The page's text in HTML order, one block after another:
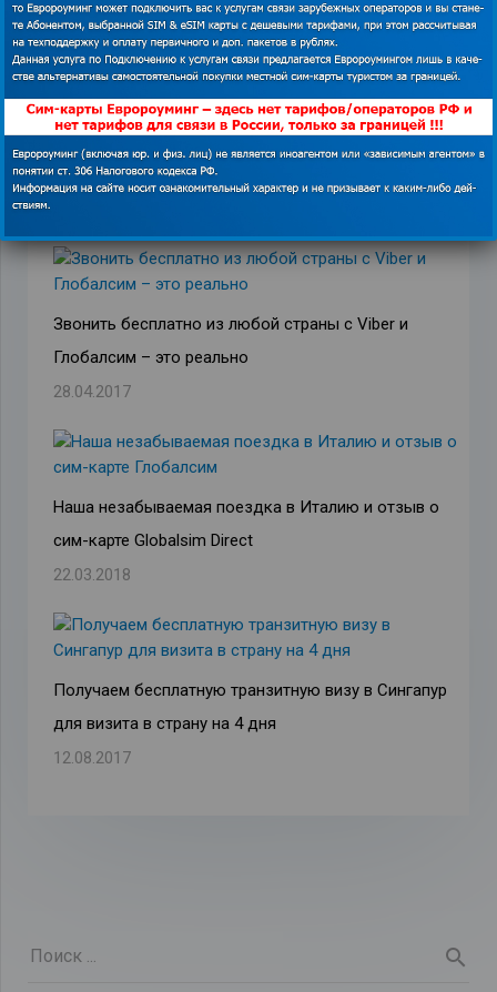
ПРЕДЫДУЩАЯ ЗАПИСЬ СЛЕДУЮЩАЯ ЗАПИСЬ
Звонить бесплатно из любой страны с Viber и
Глобалсим – это реально
28.04.2017
Наша незабываемая поездка в Италию и отзыв о
сим-карте Globalsim Direct
22.03.2018
Получаем бесплатную транзитную визу в Сингапур
для визита в страну на 4 дня
12.08.2017